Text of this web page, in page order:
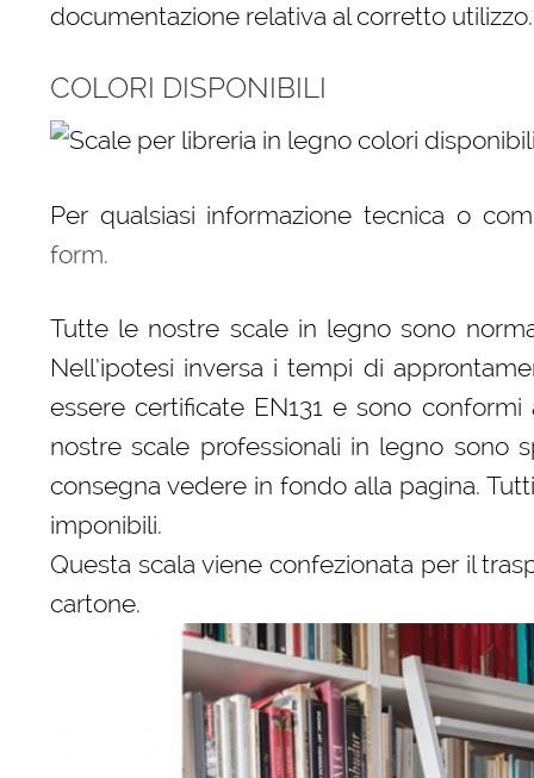
documentazione relativa al corretto utilizzo.
COLORI DISPONIBILI
Per qualsiasi informazione tecnica o
form.
Tutte le nostre scale in legno sono
Nell’ipotesi inversa i tempi di
essere certificate EN131 e sono
nostre scale professionali in legno sono
consegna vedere in fondo alla pagina.
imponibili.
Questa scala viene confezionata per il
cartone.